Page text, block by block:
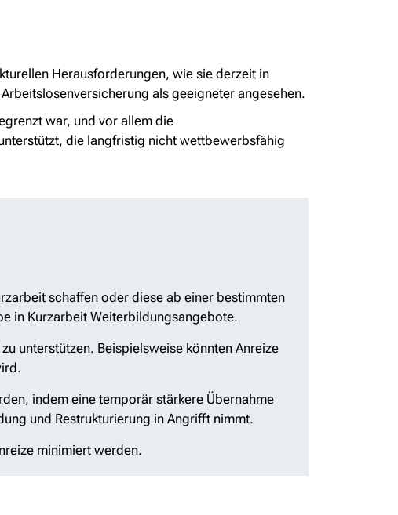
Herausforderungen, wie sie derzeit in
als geeigneter angesehen.
war, und vor allem die
die langfristig nicht wettbewerbsfähig
schaffen oder diese ab einer bestimmten
in Kurzarbeit Weiterbildungsangebote.
unterstützen. Beispielsweise könnten Anreize
indem eine temporär stärkere Übernahme
und Restrukturierung in Angrifft nimmt.
minimiert werden.